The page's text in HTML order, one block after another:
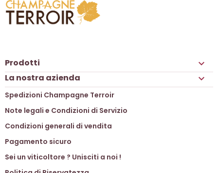
Prodotti 
La nostra azienda 
Spedizioni Champagne Terroir
Note legali e Condizioni di Servizio
Condizioni generali di vendita
Pagamento sicuro
Sei un viticoltore ? Unisciti a noi !